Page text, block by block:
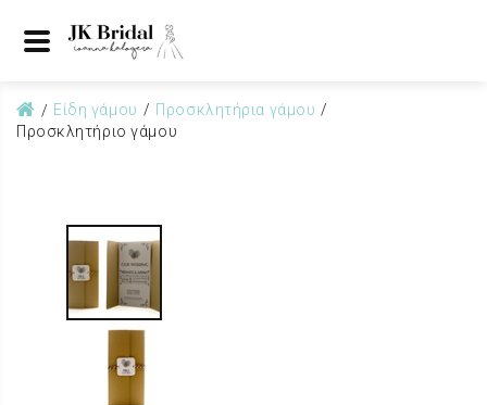
Είδη γάμου
Προσκλητήρια γάμου
Προσκλητήριο γάμου